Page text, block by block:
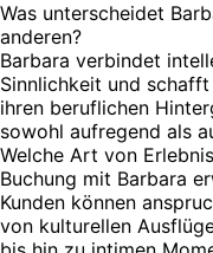
Was unterscheidet
anderen?
Barbara verbindet
Sinnlichkeit und
ihren beruflichen
sowohl aufregend als
Welche Art von
Buchung mit Barbara
Kunden können
von kulturellen